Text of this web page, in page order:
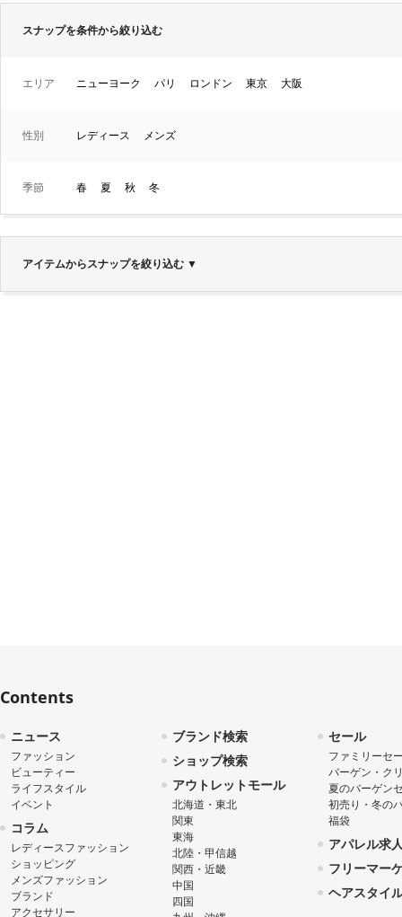
スナップを条件から絞り込む
エリア ニューヨーク パリ ロンドン 東京 大阪
性別 レディース メンズ
季節 春 夏 秋 冬
アイテムからスナップを絞り込む ▼
Contents
ニュース
ファッション
ビューティー
ライフスタイル
イベント
コラム
レディースファッション
ショッピング
メンズファッション
ブランド
アクセサリー
ブランド検索
ショップ検索
アウトレットモール
北海道・東北
関東
東海
北陸・甲信越
関西・近畿
中国
四国
セール
ファミリーセ
バーゲン・ク
夏のバーゲン
初売り・冬の
福袋
アパレル求
フリーマー
ヘアスタイ